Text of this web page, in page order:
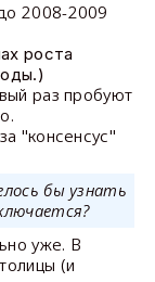
2008-2009
роста
раз пробуют
"консенсус"
бы узнать
уже. В
(и